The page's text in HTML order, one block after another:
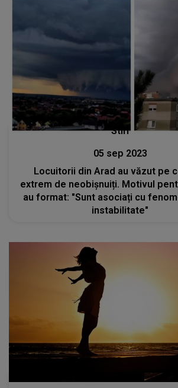
Stiri
05 sep 2023
Locuitorii din Arad au văzut pe
extrem de neobișnuiți. Motivul
au format: "Sunt asociați cu
instabilitate"
Actualitate